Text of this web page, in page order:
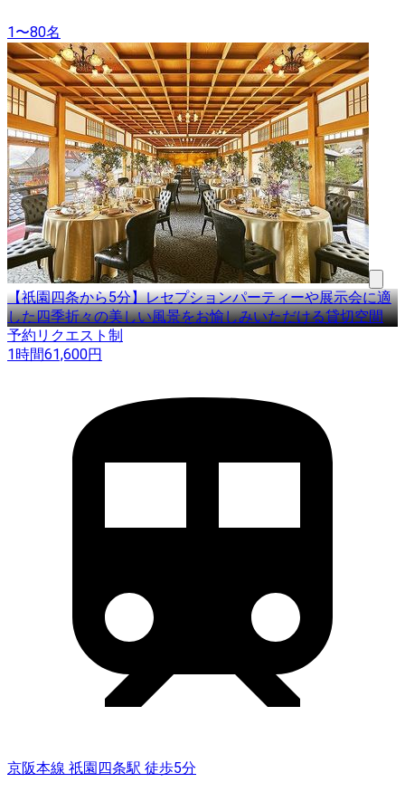
1〜80名
【祇園四条から5分】レセプションパーティーや展示会に適
した四季折々の美しい風景をお愉しみいただける貸切空間
予約リクエスト制
1時間61,600円
京阪本線 祇園四条駅 徒歩5分